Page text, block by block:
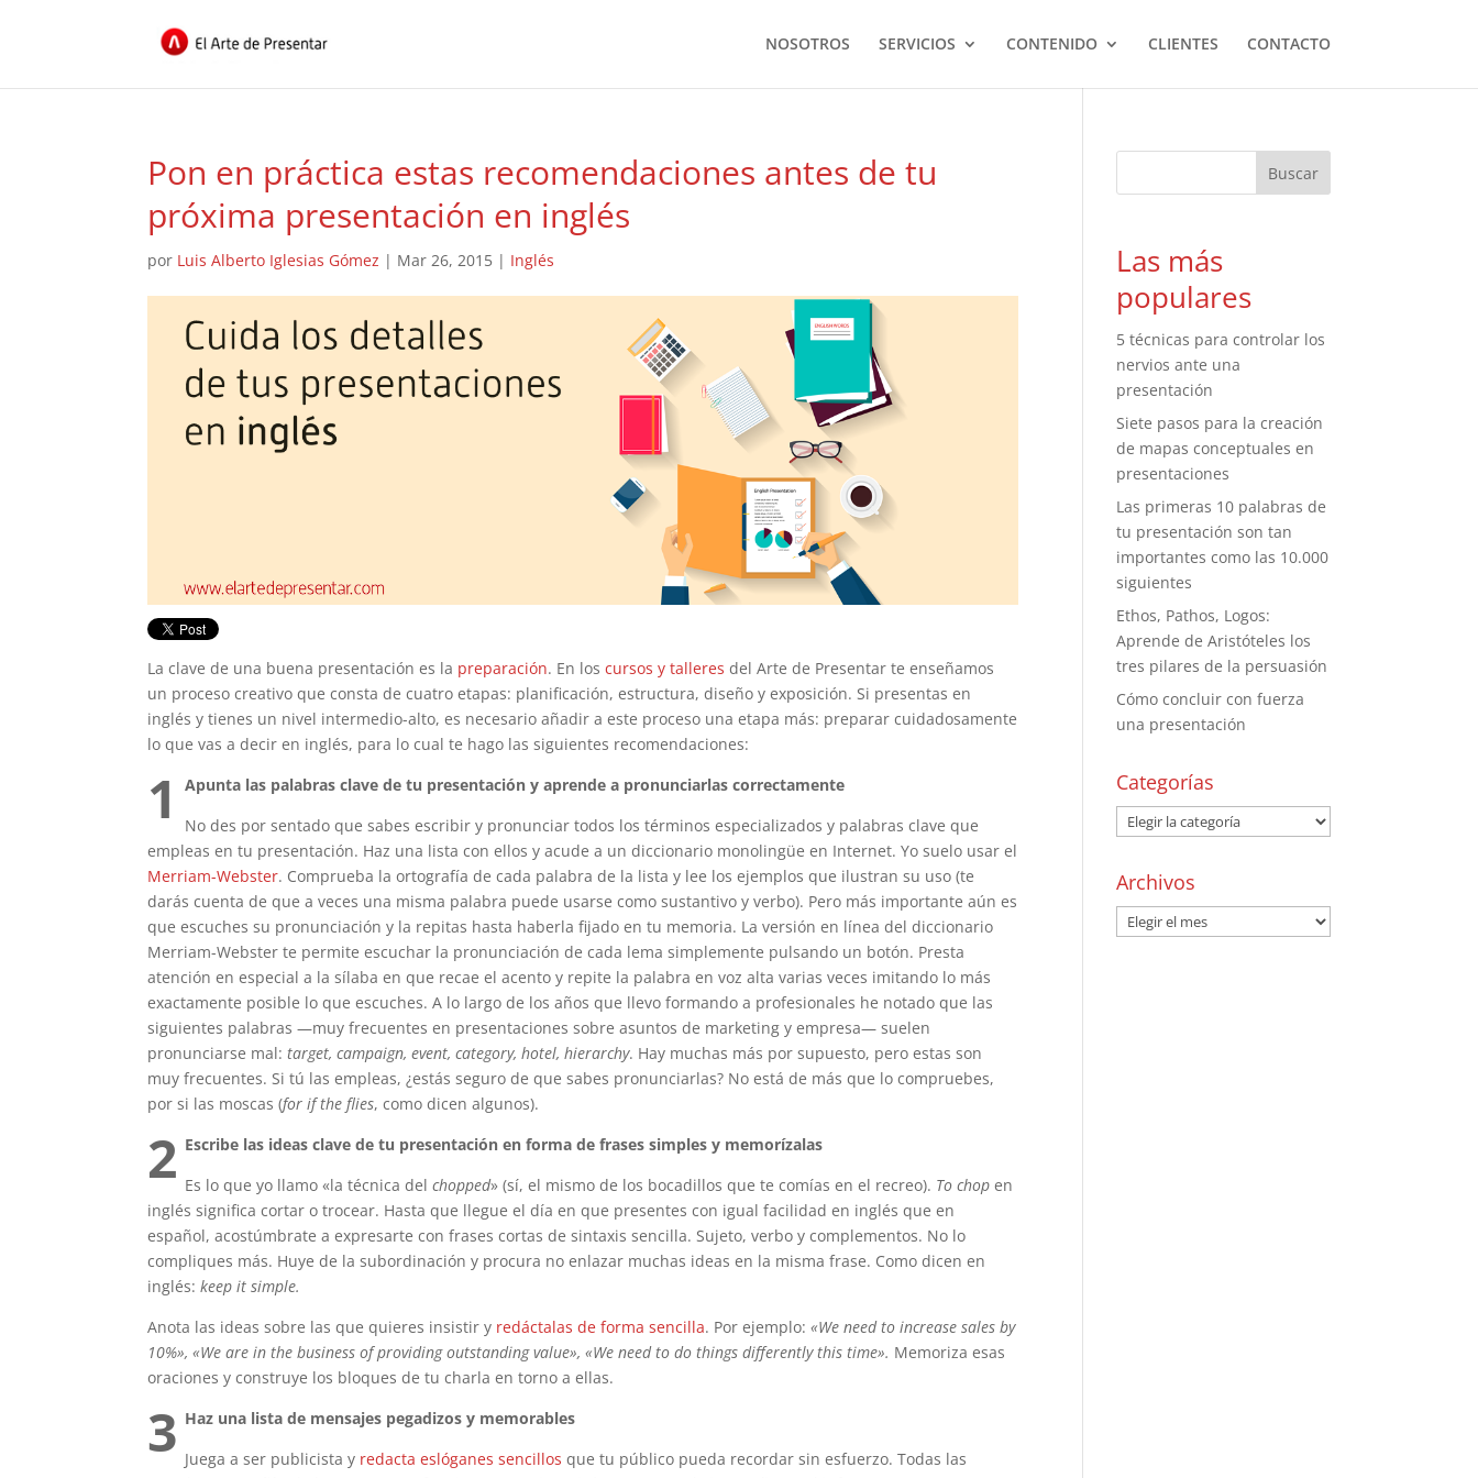
NOSOTROS SERVICIOS CONTENIDO CLIENTES CONTACTO
Pon en práctica estas recomendaciones antes de tu
próxima presentación en inglés
por Luis Alberto Iglesias Gómez | Mar 26, 2015 | Inglés
La clave de una buena presentación es la preparación. En loscursos y talleres del Arte de Presentar te enseñamos
un proceso creativo que consta de cuatro etapas: planificación, estructura, diseño y exposición. Si presentas en
inglés y tienes un nivel intermedio-alto, es necesario añadir a este proceso una etapa más: preparar cuidadosamente
lo que vas a decir en inglés, para lo cual te hago las siguientes recomendaciones:
1
Apunta las palabras clave de tu presentación y aprende a pronunciarlas correctamente
No des por sentado que sabes escribir y pronunciar todos los términos especializados y palabras clave que
empleas en tu presentación. Haz una lista con ellos y acude a un diccionario monolingüe en Internet. Yo suelo usar el
Merriam-Webster. Comprueba la ortografía de cada palabra de la lista y lee los ejemplos que ilustran su uso (te
darás cuenta de que a veces una misma palabra puede usarse como sustantivo y verbo). Pero más importante aún es
que escuches su pronunciación y la repitas hasta haberla fijado en tu memoria. La versión en línea del diccionario
Merriam-Webster te permite escuchar la pronunciación de cada lema simplemente pulsando un botón. Presta
atención en especial a la sílaba en que recae el acento y repite la palabra en voz alta varias veces imitando lo más
exactamente posible lo que escuches. A lo largo de los años que llevo formando a profesionales he notado que las
siguientes palabras —muy frecuentes en presentaciones sobre asuntos de marketing y empresa— suelen
pronunciarse mal:target, campaign, event, category, hotel, hierarchy. Hay muchas más por supuesto, pero estas son
muy frecuentes. Si tú las empleas, ¿estás seguro de que sabes pronunciarlas? No está de más que lo compruebes,
por si las moscas (for if the flies, como dicen algunos).
2 Escribe las ideas clave de tu presentación en forma de frases simples y memorízalas
Es lo que yo llamo «la técnica delchopped» (sí, el mismo de los bocadillos que te comías en el recreo). To chop en
inglés significa cortar o trocear. Hasta que llegue el día en que presentes con igual facilidad en inglés que en
español, acostúmbrate a expresarte con frases cortas de sintaxis sencilla. Sujeto, verbo y complementos. No lo
compliques más. Huye de la subordinación y procura no enlazar muchas ideas en la misma frase. Como dicen en
inglés:keep it simple.
Anota las ideas sobre las que quieres insistir y redáctalas de forma sencilla. Por ejemplo:«We need to increase sales by
10%», «We are in the business of providing outstanding value», «We need to do things differently this time». Memoriza esas
oraciones y construye los bloques de tu charla en torno a ellas.
3 Haz una lista de mensajes pegadizos y memorables
Juega a ser publicista y redacta eslóganes sencillos que tu público pueda recordar sin esfuerzo. Todas las
Las más
populares
5 técnicas para controlar los
nervios ante una
presentación
Siete pasos para la creación
de mapas conceptuales en
presentaciones
Las primeras 10 palabras de
tu presentación son tan
importantes como las 10.000
siguientes
Ethos, Pathos, Logos:
Aprende de Aristóteles los
tres pilares de la persuasión
Cómo concluir con fuerza
una presentación
Categorías
Archivos